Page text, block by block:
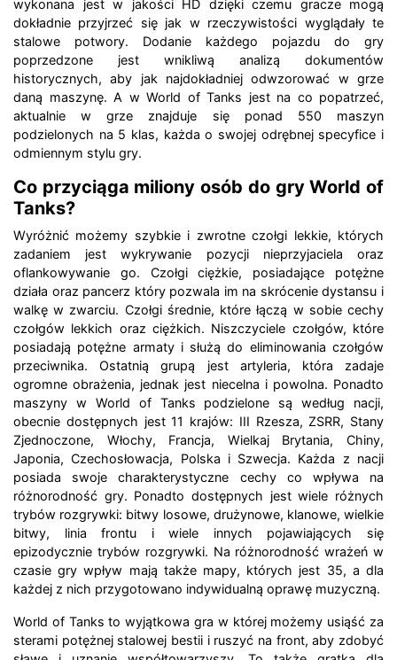
wykonana jest w jakości HD dzięki czemu gracze mogą
dokładnie przyjrzeć się jak w rzeczywistości wyglądały te
stalowe potwory. Dodanie każdego pojazdu do gry
poprzedzone jest wnikliwą analizą dokumentów
historycznych, aby jak najdokładniej odwzorować w grze
daną maszynę. A w World of Tanks jest na co popatrzeć,
aktualnie w grze znajduje się ponad 550 maszyn
podzielonych na 5 klas, każda o swojej odrębnej specyfice i
odmiennym stylu gry.
Co przyciąga miliony osób do gry World of
Tanks?
Wyróżnić możemy szybkie i zwrotne czołgi lekkie, których
zadaniem jest wykrywanie pozycji nieprzyjaciela oraz
oflankowywanie go. Czołgi ciężkie, posiadające potężne
działa oraz pancerz który pozwala im na skrócenie dystansu i
walkę w zwarciu. Czołgi średnie, które łączą w sobie cechy
czołgów lekkich oraz ciężkich. Niszczyciele czołgów, które
posiadają potężne armaty i służą do eliminowania czołgów
przeciwnika. Ostatnią grupą jest artyleria, która zadaje
ogromne obrażenia, jednak jest niecelna i powolna. Ponadto
maszyny w World of Tanks podzielone są według nacji,
obecnie dostępnych jest 11 krajów: III Rzesza, ZSRR, Stany
Zjednoczone, Włochy, Francja, Wielkaj Brytania, Chiny,
Japonia, Czechosłowacja, Polska i Szwecja. Każda z nacji
posiada swoje charakterystyczne cechy co wpływa na
różnorodność gry. Ponadto dostępnych jest wiele różnych
trybów rozgrywki: bitwy losowe, drużynowe, klanowe, wielkie
bitwy, linia frontu i wiele innych pojawiających się
epizodycznie trybów rozgrywki. Na różnorodność wrażeń w
czasie gry wpływ mają także mapy, których jest 35, a dla
każdej z nich przygotowano indywidualną oprawę muzyczną.
World of Tanks to wyjątkowa gra w której możemy usiąść za
sterami potężnej stalowej bestii i ruszyć na front, aby zdobyć